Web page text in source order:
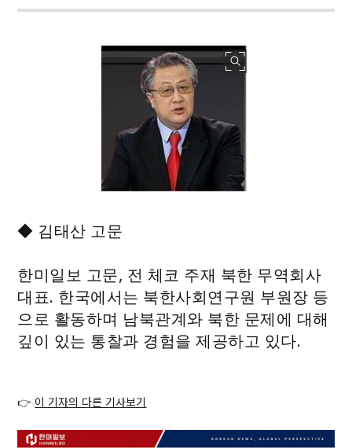
◆ 김태산 고문
한미일보 고문, 전 체코 주재 북한 무역회사
대표. 한국에서는 북한사회연구원 부원장 등
으로 활동하며 남북관계와 북한 문제에 대해
깊이 있는 통찰과 경험을 제공하고 있다.
👉 이 기자의 다른 기사보기